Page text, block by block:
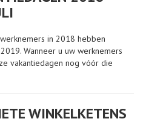
in 2018 hebben
Wanneer u uw werknemers
vakantiedagen nog vóór die
WINKELKETENS